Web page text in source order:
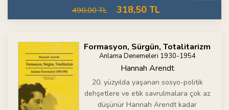
490,00 TL 318,50 TL
Formasyon, Sürgün, Totalitarizm
Anlama Denemeleri 1930-1954
Hannah Arendt
20. yüzyılda yaşanan sosyo-politik
dehşetlere ve etik savrulmalara çok az
düşünür Hannah Arendt kadar